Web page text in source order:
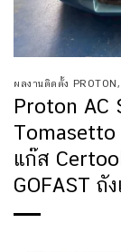
ผลงานติดตั้ง PROTON ,
Proton AC
Tomasetto
แก๊ส
GOFAST ถั